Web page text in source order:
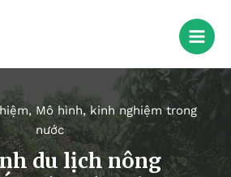
,Mô hình, kinh nghiệm trong
nước
du lịch nông